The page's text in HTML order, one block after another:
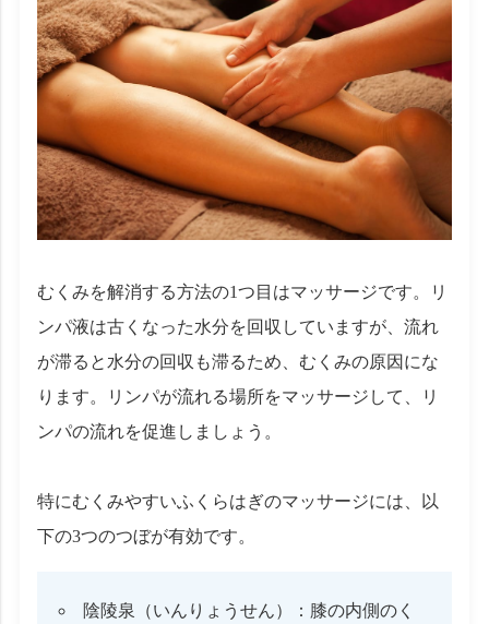
むくみを解消する方法の1つ目はマッサージです。リ
ンパ液は古くなった水分を回収していますが、流れ
が滞ると水分の回収も滞るため、むくみの原因にな
ります。リンパが流れる場所をマッサージして、リ
ンパの流れを促進しましょう。
特にむくみやすいふくらはぎのマッサージには、以
下の3つのつぼが有効です。
陰陵泉（いんりょうせん）：膝の内側のく